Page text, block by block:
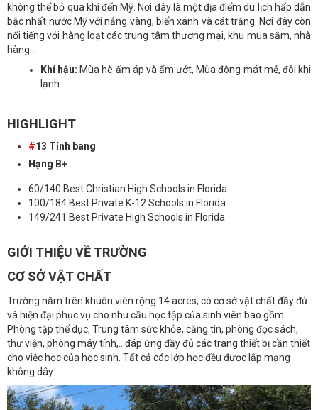
không thể bỏ qua khi đến Mỹ. Nơi đây là một địa điểm du lịch hấp dẫn
bậc nhất nước Mỹ với nắng vàng, biển xanh và cát trắng. Nơi đây còn
nổi tiếng với hàng loạt các trung tâm thương mại, khu mua sắm, nhà
hàng...
Khí hậu: Mùa hè ấm áp và ẩm ướt, Mùa đông mát mẻ, đôi khi
lạnh
HIGHLIGHT
#13 Tỉnh bang
Hạng B+
60/140 Best Christian High Schools in Florida
100/184 Best Private K-12 Schools in Florida
149/241 Best Private High Schools in Florida
GIỚI THIỆU VỀ TRƯỜNG
CƠ SỞ VẬT CHẤT
Trường nằm trên khuôn viên rộng 14 acres, có cơ sở vật chất đầy đủ
và hiện đại phục vụ cho nhu cầu học tập của sinh viên bao gồm
Phòng tập thể dục, Trung tâm sức khỏe, căng tin, phòng đọc sách,
thư viện, phòng máy tính,...đáp ứng đầy đủ các trang thiết bị cần thiết
cho việc học của học sinh. Tất cả các lớp học đều được lắp mạng
không dây.